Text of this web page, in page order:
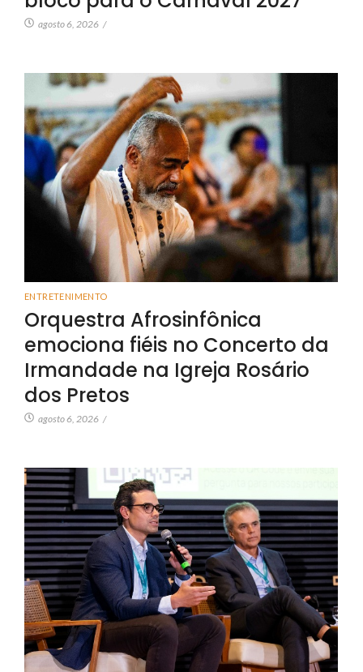
agosto 6, 2026 /
ENTRETENIMENTO
Orquestra Afrosinfônica
emociona fiéis no Concerto da
Irmandade na Igreja Rosário
dos Pretos
agosto 6, 2026 /